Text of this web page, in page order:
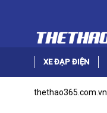
XE ĐẠP ĐIỆN
thethao365.com.vn